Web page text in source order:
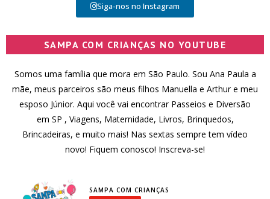
Siga-nos no Instagram
SAMPA COM CRIANÇAS NO YOUTUBE
Somos uma família que mora em São Paulo. Sou Ana Paula a
mãe, meus parceiros são meus filhos Manuella e Arthur e meu
esposo Júnior. Aqui você vai encontrar Passeios e Diversão
em SP , Viagens, Maternidade, Livros, Brinquedos,
Brincadeiras, e muito mais! Nas sextas sempre tem vídeo
novo! Fiquem conosco! Inscreva-se!
SAMPA COM CRIANÇAS